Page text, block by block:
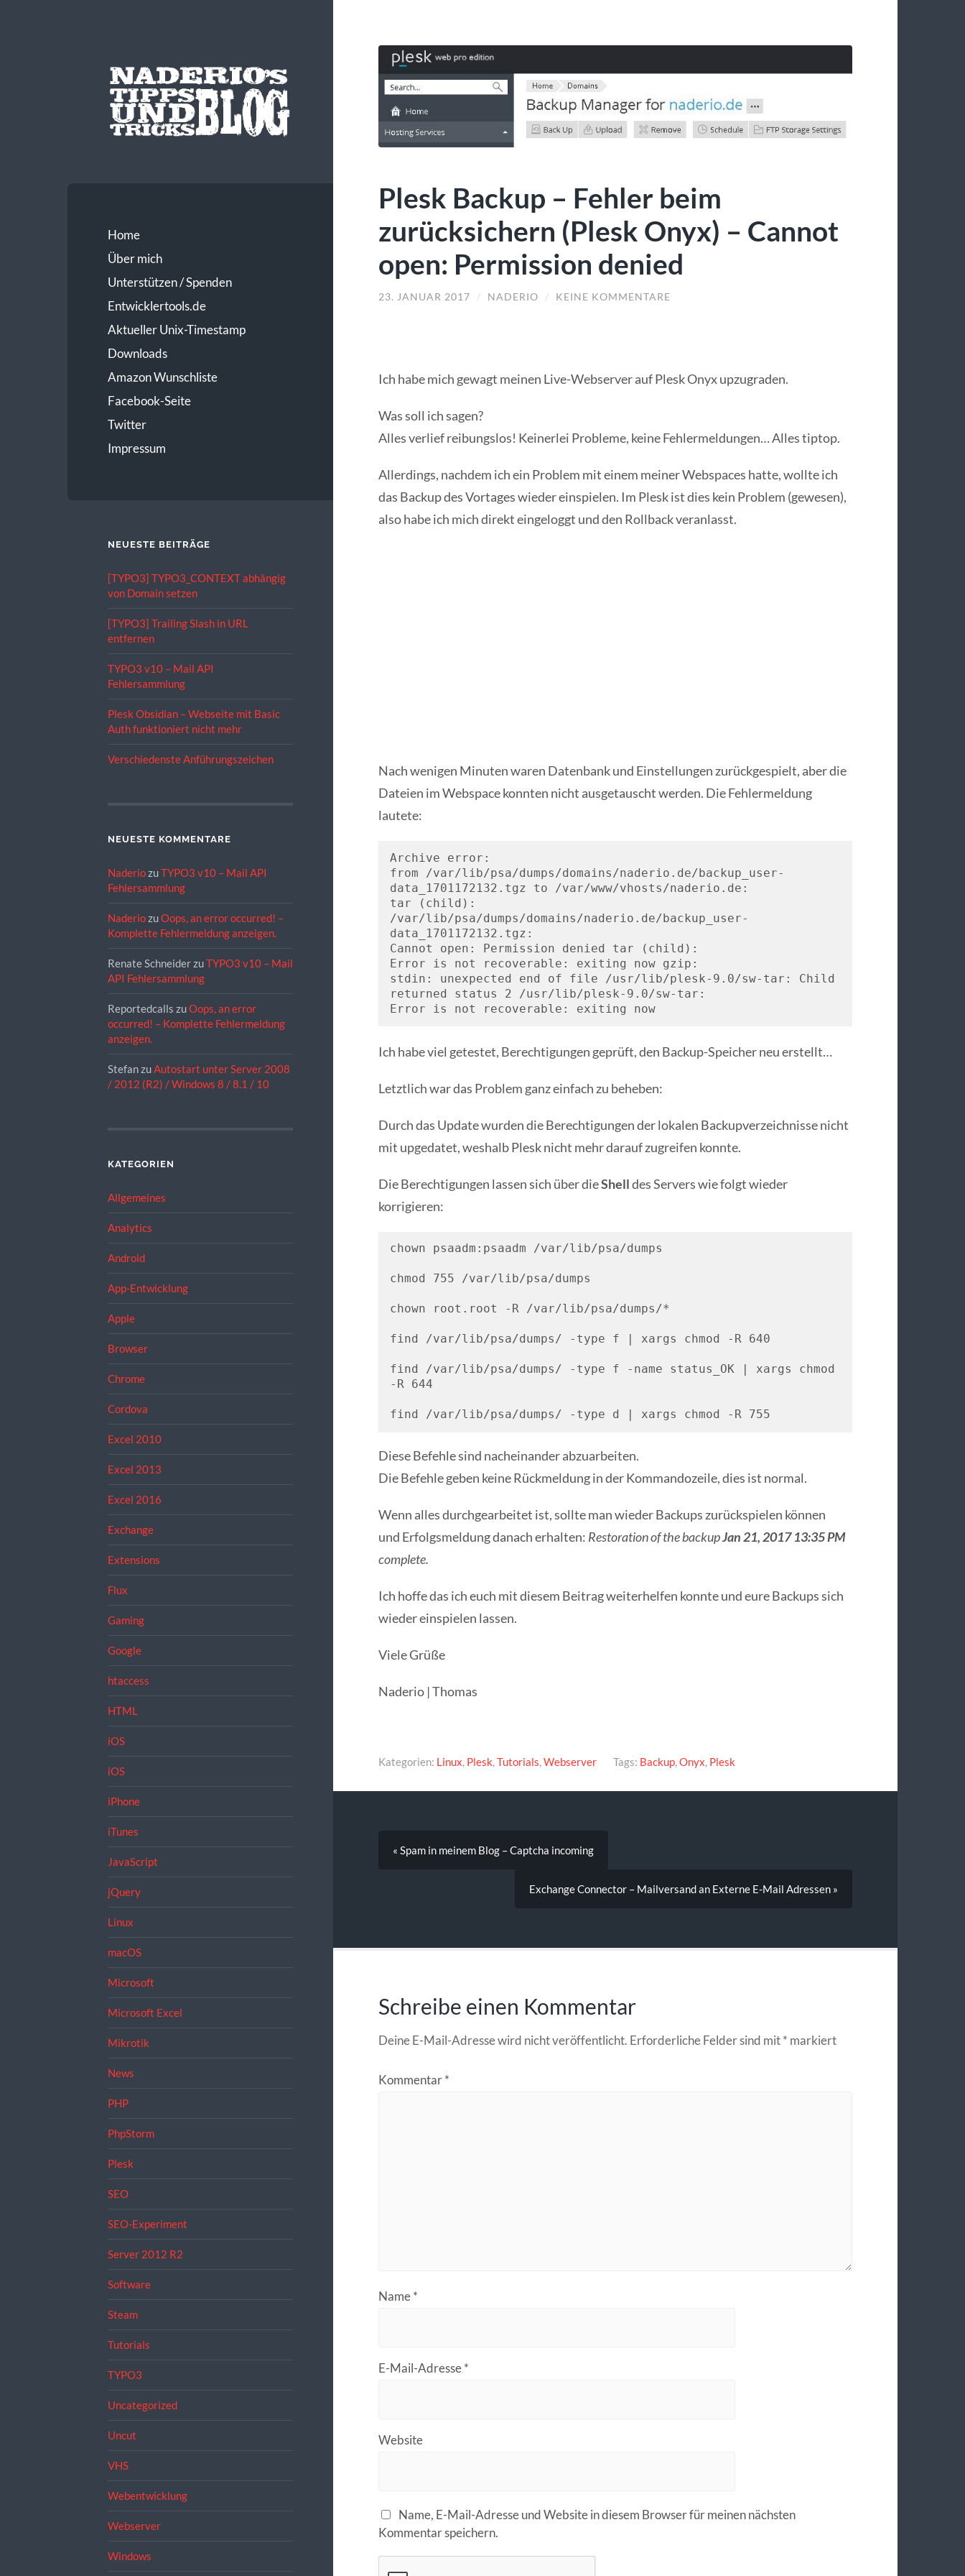
Home
Über mich
Unterstützen / Spenden
Entwicklertools.de
Aktueller Unix-Timestamp
Downloads
Amazon Wunschliste
Facebook-Seite
Twitter
Impressum
NEUESTE BEITRÄGE
[TYPO3] TYPO3_CONTEXT abhängig
von Domain setzen
[TYPO3] Trailing Slash in URL
entfernen
TYPO3 v10 – Mail API
Fehlersammlung
Plesk Obsidian – Webseite mit Basic
Auth funktioniert nicht mehr
Verschiedenste Anführungszeichen
NEUESTE KOMMENTARE
NaderiozuTYPO3 v10 – Mail API
Fehlersammlung
NaderiozuOops, an error occurred! –
Komplette Fehlermeldung anzeigen.
Renate SchneiderzuTYPO3 v10 – Mail
API Fehlersammlung
Reportedcalls zuOops, an error
occurred! – Komplette Fehlermeldung
anzeigen.
StefanzuAutostart unter Server 2008
/ 2012 (R2) / Windows 8 / 8.1 / 10
KATEGORIEN
Allgemeines
Analytics
Android
App-Entwicklung
Apple
Browser
Chrome
Cordova
Excel 2010
Excel 2013
Excel 2016
Exchange
Extensions
Flux
Gaming
Google
htaccess
HTML
iOS
iOS
iPhone
iTunes
JavaScript
jQuery
Linux
macOS
Microsoft
Microsoft Excel
Mikrotik
News
PHP
PhpStorm
Plesk
SEO
SEO-Experiment
Server 2012 R2
Software
Steam
Tutorials
TYPO3
Uncategorized
Uncut
VHS
Webentwicklung
Webserver
Windows
Plesk Backup – Fehler beim
zurücksichern (Plesk Onyx) – Cannot
open: Permission denied
23. JANUAR 2017 / NADERIO / KEINE KOMMENTARE
Ich habe mich gewagt meinen Live-Webserver auf Plesk Onyx upzugraden.
Was soll ich sagen?
Alles verlief reibungslos! Keinerlei Probleme, keine Fehlermeldungen… Alles tiptop.
Allerdings, nachdem ich ein Problem mit einem meiner Webspaces hatte, wollte ich
das Backup des Vortages wieder einspielen. Im Plesk ist dies kein Problem (gewesen),
also habe ich mich direkt eingeloggt und den Rollback veranlasst.
Nach wenigen Minuten waren Datenbank und Einstellungen zurückgespielt, aber die
Dateien im Webspace konnten nicht ausgetauscht werden. Die Fehlermeldung
lautete:
Archive error:
from /var/lib/psa/dumps/domains/naderio.de/backup_user-
data_1701172132.tgz to /var/www/vhosts/naderio.de:
tar (child):
/var/lib/psa/dumps/domains/naderio.de/backup_user-
data_1701172132.tgz:
Cannot open: Permission denied tar (child):
Error is not recoverable: exiting now gzip:
stdin: unexpected end of file /usr/lib/plesk-9.0/sw-tar: Child
returned status 2 /usr/lib/plesk-9.0/sw-tar:
Error is not recoverable: exiting now
Ich habe viel getestet, Berechtigungen geprüft, den Backup-Speicher neu erstellt…
Letztlich war das Problem ganz einfach zu beheben:
Durch das Update wurden die Berechtigungen der lokalen Backupverzeichnisse nicht
mit upgedatet, weshalb Plesk nicht mehr darauf zugreifen konnte.
Die Berechtigungen lassen sich über dieShelldes Servers wie folgt wieder
korrigieren:
chown psaadm:psaadm /var/lib/psa/dumps
chmod 755 /var/lib/psa/dumps
chown root.root -R /var/lib/psa/dumps/*
find /var/lib/psa/dumps/ -type f | xargs chmod -R 640
find /var/lib/psa/dumps/ -type f -name status_OK | xargs chmod
-R 644
find /var/lib/psa/dumps/ -type d | xargs chmod -R 755
Diese Befehle sind nacheinander abzuarbeiten.
Die Befehle geben keine Rückmeldung in der Kommandozeile, dies ist normal.
Wenn alles durchgearbeitet ist, sollte man wieder Backups zurückspielen können
und Erfolgsmeldung danach erhalten: Restoration of the backupJan 21, 2017 13:35 PM
complete.
Ich hoffe das ich euch mit diesem Beitrag weiterhelfen konnte und eure Backups sich
wieder einspielen lassen.
Viele Grüße
Naderio | Thomas
Kategorien: Linux, Plesk,Tutorials,Webserver Tags: Backup,Onyx, Plesk
« Spam in meinem Blog – Captcha incoming
Exchange Connector – Mailversand an Externe E-Mail Adressen »
Schreibe einen Kommentar
Deine E-Mail-Adresse wird nicht veröffentlicht. Erforderliche Felder sind mit* markiert
Kommentar*
Name*
E-Mail-Adresse*
Website
Name, E-Mail-Adresse und Website in diesem Browser für meinen nächsten
Kommentar speichern.